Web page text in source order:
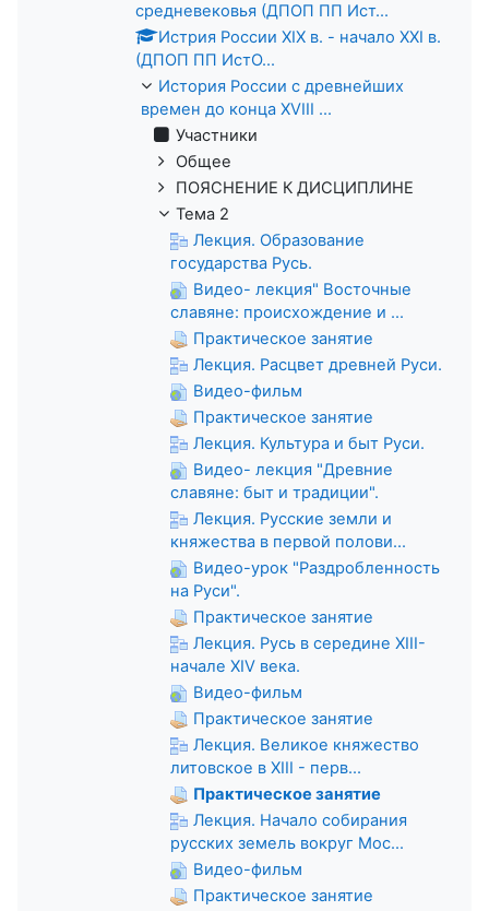
средневековья (ДПОП ПП Ист...
Истрия России XIX в. - начало XXI в.
(ДПОП ПП ИстО...
История России с древнейших
времен до конца XVIII ...
Участники
Общее
ПОЯСНЕНИЕ К ДИСЦИПЛИНЕ
Тема 2
Лекция. Образование
государства Русь.
Видео- лекция" Восточные
славяне: происхождение и ...
Практическое занятие
Лекция. Расцвет древней Руси.
Видео-фильм
Практическое занятие
Лекция. Культура и быт Руси.
Видео- лекция "Древние
славяне: быт и традиции".
Лекция. Русские земли и
княжества в первой полови...
Видео-урок "Раздробленность
на Руси".
Практическое занятие
Лекция. Русь в середине XIII-
начале XIV века.
Видео-фильм
Практическое занятие
Лекция. Великое княжество
литовское в XIII - перв...
Практическое занятие
Лекция. Начало собирания
русских земель вокруг Мос...
Видео-фильм
Практическое занятие